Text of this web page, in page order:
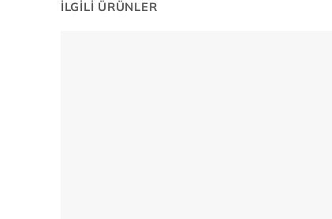
İLGILI ÜRÜNLER